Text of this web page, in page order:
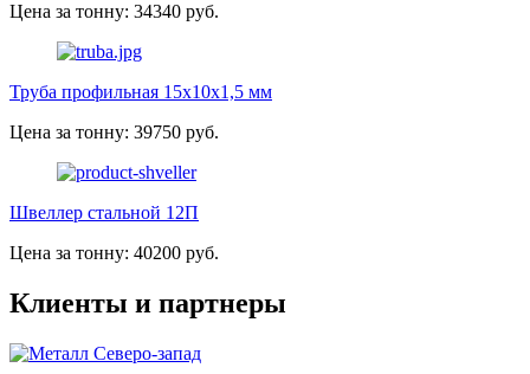
Цена за тонну: 34340 руб.
Труба профильная 15х10х1,5 мм
Цена за тонну: 39750 руб.
Швеллер стальной 12П
Цена за тонну: 40200 руб.
Клиенты и партнеры